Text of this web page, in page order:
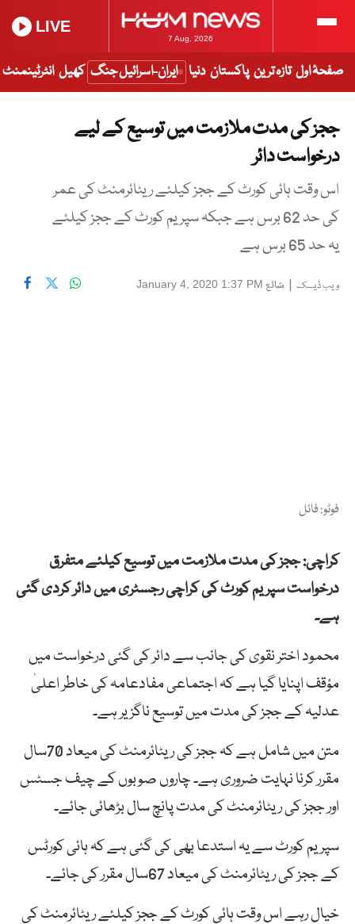
7 Aug, 2026
LIVE
صفحۂ اول تازہ ترین پاکستان دنیا ایران-اسرائیل جنگ کھیل انٹرٹینمنٹ
ججز کی مدت ملازمت میں توسیع کے لیے
درخواست دائر
اس وقت ہائی کورٹ کے ججز کیلئے ریٹائرمنٹ کی عمر
کی حد 62 برس ہے جبکہ سپریم کورٹ کے ججز کیلئے
یہ حد 65 برس ہے
ویب ڈیسک | شائع January 4, 2020 1:37 PM
فوٹو: فائل
کراچی: ججز کی مدت ملازمت میں توسیع کیلئے متفرق
درخواست سپریم کورٹ کی کراچی رجسٹری میں دائر کردی گئی
ہے۔
محمود اختر نقوی کی جانب سے دائر کی گئی درخواست میں
مؤقف اپنایا گیا ہے کہ اجتماعی مفادعامہ کی خاطر اعلیٰ
عدلیہ کے ججز کی مدت میں توسیع ناگزیر ہے۔
متن میں شامل ہے کہ ججز کی ریٹائرمنٹ کی میعاد 70سال
مقرر کرنا نہایت ضروری ہے۔ چاروں صوبوں کے چیف جسٹس
اور ججز کی ریٹائرمنٹ کی مدت پانچ سال بڑھائی جائے۔
سپریم کورٹ سے یہ استدعا بھی کی گئی ہے کہ ہائی کورٹس
کے ججز کی ریٹائرمنٹ کی میعاد 67سال مقرر کی جائے۔
خیال رہے اس وقت ہائی کورٹ کے ججز کیلئے ریٹائرمنٹ کی